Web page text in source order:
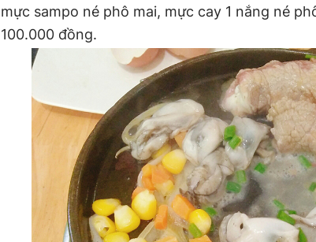
mực sampo né phô mai, mực cay 1 nắng né
100.000 đồng.